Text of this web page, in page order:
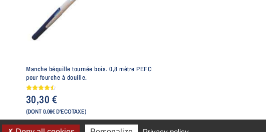
Manche béquille tournée bois. 0,8 mètre PEFC
pour fourche à douille.
Note
4.50
30,30€
(DONT 0.06€ D'ECOTAXE)